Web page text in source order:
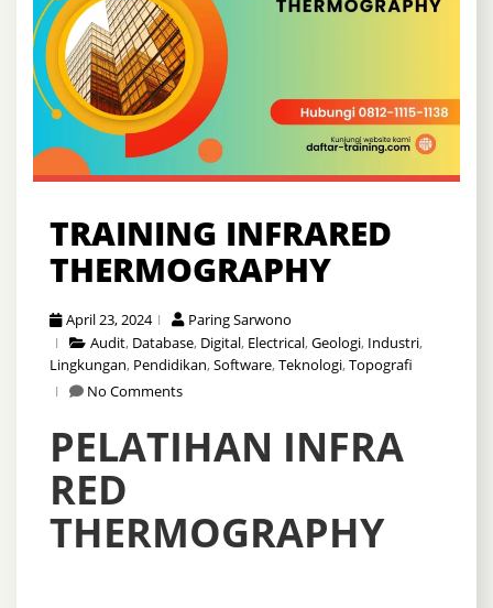
TRAINING INFRARED
THERMOGRAPHY
April 23, 2024
Paring Sarwono
Audit, Database, Digital, Electrical,Geologi, Industri,
Lingkungan, Pendidikan,Software,Teknologi,Topografi
No Comments
PELATIHAN INFRA
RED
THERMOGRAPHY